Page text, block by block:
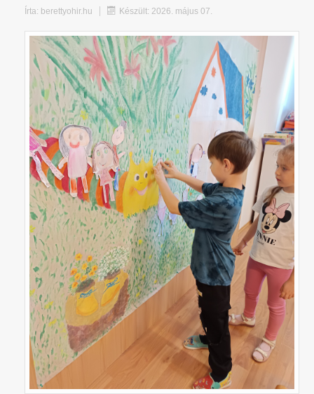
Írta: berettyohir.hu Készült: 2026. május 07.